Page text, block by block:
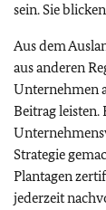
sein. Sie
Aus dem
aus anderen
Unternehmen
Beitrag leisten.
Strategie
Plantagen
jederzeit